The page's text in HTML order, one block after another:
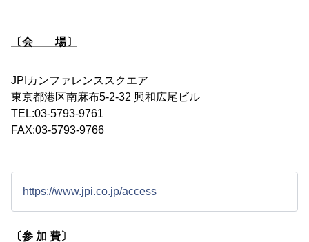
〔会 場〕
JPIカンファレンススクエア
東京都港区南麻布5-2-32 興和広尾ビル
TEL:03-5793-9761
FAX:03-5793-9766
https://www.jpi.co.jp/access
〔参 加 費〕